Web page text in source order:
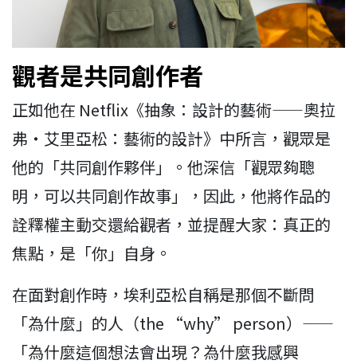
觀者是共同創作者
正如他在 Netflix《抽象：設計的藝術——奧拉
弗・艾里亞松：藝術的設計》中所言，觀眾是
他的「共同創作夥伴」。他深信「觀眾夠聰
明，可以共同創作故事」，因此，他將作品的
詮釋權主動交還給觀者，並提醒大家：真正的
焦點，是「你」自身。
在面對創作時，埃利亞松自稱是那個不斷問
「為什麼」的人（the “why” person）——
「為什麼這個想法會出現？為什麼我感興